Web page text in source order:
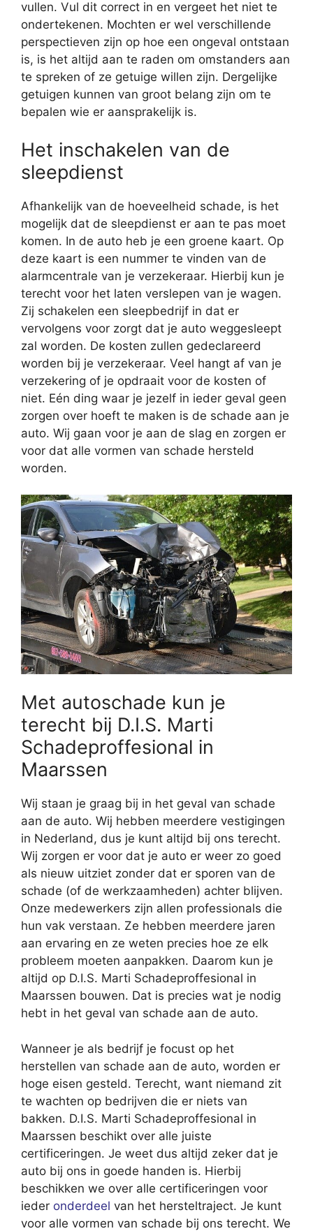
vullen. Vul dit correct in en vergeet het niet te
ondertekenen. Mochten er wel verschillende
perspectieven zijn op hoe een ongeval ontstaan
is, is het altijd aan te raden om omstanders aan
te spreken of ze getuige willen zijn. Dergelijke
getuigen kunnen van groot belang zijn om te
bepalen wie er aansprakelijk is.
Het inschakelen van de
sleepdienst
Afhankelijk van de hoeveelheid schade, is het
mogelijk dat de sleepdienst er aan te pas moet
komen. In de auto heb je een groene kaart. Op
deze kaart is een nummer te vinden van de
alarmcentrale van je verzekeraar. Hierbij kun je
terecht voor het laten verslepen van je wagen.
Zij schakelen een sleepbedrijf in dat er
vervolgens voor zorgt dat je auto weggesleept
zal worden. De kosten zullen gedeclareerd
worden bij je verzekeraar. Veel hangt af van je
verzekering of je opdraait voor de kosten of
niet. Eén ding waar je jezelf in ieder geval geen
zorgen over hoeft te maken is de schade aan je
auto. Wij gaan voor je aan de slag en zorgen er
voor dat alle vormen van schade hersteld
worden.
Met autoschade kun je
terecht bij D.I.S. Marti
Schadeproffesional in
Maarssen
Wij staan je graag bij in het geval van schade
aan de auto. Wij hebben meerdere vestigingen
in Nederland, dus je kunt altijd bij ons terecht.
Wij zorgen er voor dat je auto er weer zo goed
als nieuw uitziet zonder dat er sporen van de
schade (of de werkzaamheden) achter blijven.
Onze medewerkers zijn allen professionals die
hun vak verstaan. Ze hebben meerdere jaren
aan ervaring en ze weten precies hoe ze elk
probleem moeten aanpakken. Daarom kun je
altijd op D.I.S. Marti Schadeproffesional in
Maarssen bouwen. Dat is precies wat je nodig
hebt in het geval van schade aan de auto.
Wanneer je als bedrijf je focust op het
herstellen van schade aan de auto, worden er
hoge eisen gesteld. Terecht, want niemand zit
te wachten op bedrijven die er niets van
bakken. D.I.S. Marti Schadeproffesional in
Maarssen beschikt over alle juiste
certificeringen. Je weet dus altijd zeker dat je
auto bij ons in goede handen is. Hierbij
beschikken we over alle certificeringen voor
ieder onderdeel van het hersteltraject. Je kunt
voor alle vormen van schade bij ons terecht. We